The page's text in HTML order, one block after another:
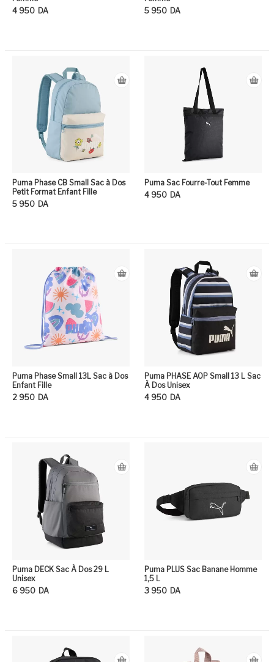
4 950 DA
5 950 DA
Puma Phase CB Small Sac à Dos
Petit Format Enfant Fille
5 950 DA
Puma Sac Fourre-Tout Femme
4 950 DA
Puma Phase Small 13L Sac à Dos
Enfant Fille
2 950 DA
Puma PHASE AOP Small 13 L Sac
À Dos Unisex
4 950 DA
Puma DECK Sac À Dos 29 L
Unisex
6 950 DA
Puma PLUS Sac Banane Homme
1,5 L
3 950 DA